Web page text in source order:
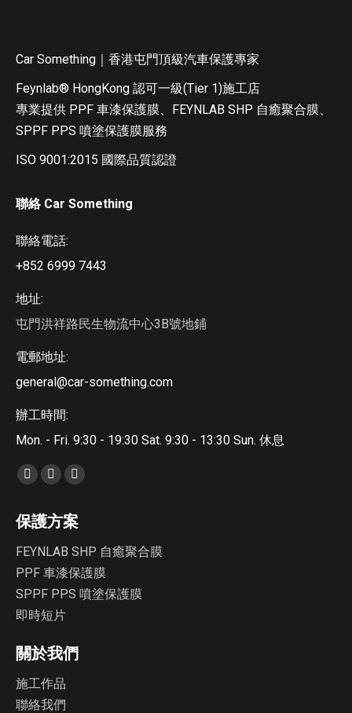
Car Something｜香港屯門頂級汽車保護專家
Feynlab®️ HongKong 認可一級(Tier 1)施工店
專業提供 PPF 車漆保護膜、FEYNLAB SHP 自癒聚合膜、
SPPF PPS 噴塗保護膜服務
ISO 9001:2015 國際品質認證
聯絡 Car Something
聯絡電話:
+852 6999 7443
地址:
屯門洪祥路民生物流中心3B號地鋪
電郵地址:
general@car-something.com
辦工時間:
Mon. - Fri. 9:30 - 19:30 Sat. 9:30 - 13:30 Sun. 休息
Find us on:
Facebook
opens
in
new
YouTube
opens
in
new
window
Instagram
opens
in
new
window
保護方案
FEYNLAB SHP 自癒聚合膜
PPF 車漆保護膜
SPPF PPS 噴塗保護膜
即時短片
關於我們
施工作品
聯絡我們